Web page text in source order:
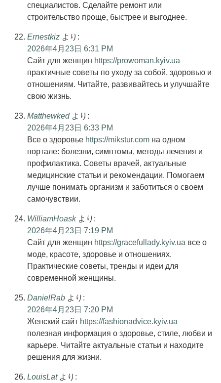
специалистов. Сделайте ремонт или
строительство проще, быстрее и выгоднее.
Ernestkiz より:
2026年4月23日 6:31 PM
Сайт для женщин https://prowoman.kyiv.ua
практичные советы по уходу за собой, здоровью и
отношениям. Читайте, развивайтесь и улучшайте
свою жизнь.
Matthewked より:
2026年4月23日 6:33 PM
Все о здоровье https://mikstur.com на одном
портале: болезни, симптомы, методы лечения и
профилактика. Советы врачей, актуальные
медицинские статьи и рекомендации. Помогаем
лучше понимать организм и заботиться о своем
самочувствии.
WilliamHoask より:
2026年4月23日 7:19 PM
Сайт для женщин https://gracefullady.kyiv.ua все о
моде, красоте, здоровье и отношениях.
Практические советы, тренды и идеи для
современной женщины.
DanielRab より:
2026年4月23日 7:20 PM
Женский сайт https://fashionadvice.kyiv.ua
полезная информация о здоровье, стиле, любви и
карьере. Читайте актуальные статьи и находите
решения для жизни.
LouisLat より: